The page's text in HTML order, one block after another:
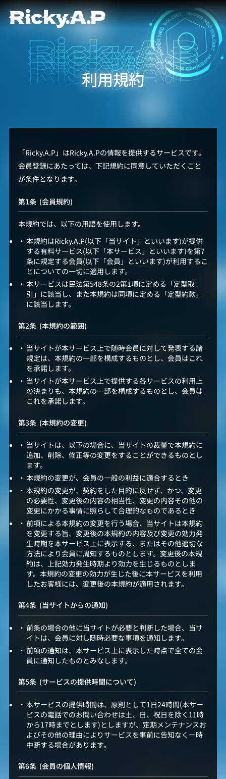
利用規約
「Ricky.A.P」はRicky.A.Pの情報を提供するサービスです。
会員登録にあたっては、下記規約に同意していただくこと
が条件となります。
(会員規約)
本規約では、以下の用語を使用します。
本規約はRicky.A.P(以下「当サイト」といいます)が提供
する有料サービス(以下「本サービス」といいます)を第7
条に規定する会員(以下「会員」といいます)が利用するこ
とについての一切に適用します。
本サービスは民法第548条の2第1項に定める「定型取
引」に該当し、また本規約は同項に定める「定型約款」
に該当します。
(本規約の範囲)
当サイトが本サービス上で随時会員に対して発表する諸
規定は、本規約の一部を構成するものとし、会員はこれ
を承諾します。
当サイトが本サービス上で提供する各サービスの利用上
の決まりも、本規約の一部を構成するものとし、会員は
これを承諾します。
(本規約の変更)
当サイトは、以下の場合に、当サイトの裁量で本規約に
追加、削除、修正等の変更をすることができるものとし
ます。
本規約の変更が、会員の一般の利益に適合するとき
本規約の変更が、契約をした目的に反せず、かつ、変更
の必要性、変更後の内容の相当性、変更の内容その他の
変更にかかる事情に照らして合理的なものであるとき
前項による本規約の変更を行う場合、当サイトは本規約
を変更する旨、変更後の本規約の内容及び変更の効力発
生時期を本サービス上に表示する、またはその他適切な
方法により会員に周知するものとします。変更後の本規
約は、上記効力発生時期より効力を生じるものとしま
す。本規約の変更の効力が生じた後に本サービスを利用
したお客様には、変更後の本規約が適用されます。
(当サイトからの通知)
前条の場合の他に当サイトが必要と判断した場合、当サ
イトは、会員に対し随時必要な事項を通知します。
前項の通知は、本サービス上に表示した時点で全ての会
員に通知したものとみなします。
(サービスの提供時間について)
本サービスの提供時間は、原則として1日24時間(本サー
ビスの電話でのお問い合わせは土、日、祝日を除く11時
から17時までとします)としますが、定期メンテナンスお
よびその他の理由によりサービスを事前に告知なく一時
中断する場合があります。
(会員の個人情報)